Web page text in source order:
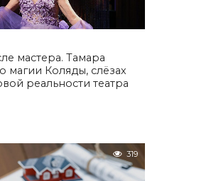
мастера. Тамара
магии Коляды, слёзах
реальности театра
319